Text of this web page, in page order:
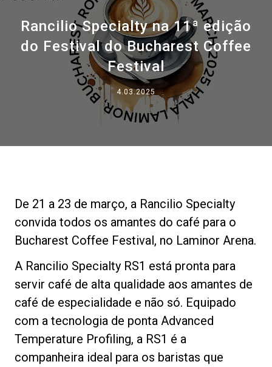
Rancilio Specialty na 11ª edição
do Festival do Bucharest Coffee
Festival
4.03.2025
De 21 a 23 de março, a Rancilio Specialty
convida todos os amantes do café para o
Bucharest Coffee Festival, no Laminor Arena.
A Rancilio Specialty RS1 está pronta para
servir café de alta qualidade aos amantes de
café de especialidade e não só. Equipado
com a tecnologia de ponta Advanced
Temperature Profiling, a RS1 é a
companheira ideal para os baristas que
Our brands
Nossos laboratórios
Sustentabilidade
Connect
Contacte-nos